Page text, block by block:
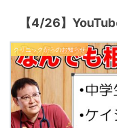
【4/26】
クリニックからのお知らせ